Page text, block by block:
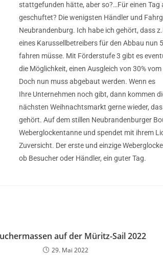
stattgefunden hätte, aber so?…Für einen Tag
geschuftet? Die wenigsten Händler und
Neubrandenburg. Ich habe ich gehört, dass
eines Karussellbetreibers für den Abbau nun
fahren müsse. Mit Förderstufe 3 gibt es
die Möglichkeit, einen Ausgleich von 30%
Doch nun muss abgebaut werden. Wenn es
Ihre Unternehmen noch gibt, dann kommen
nächsten Weihnachtsmarkt gerne wieder,
gehört. Auf dem stillen Neubrandenburger
Weberglockentanne und spendet mit ihrem
Zuversicht. Der erste und einzige
ob Besucher oder Händler, ein guter Tag.
auf der Müritz-Sail 2022
29. Mai 2022